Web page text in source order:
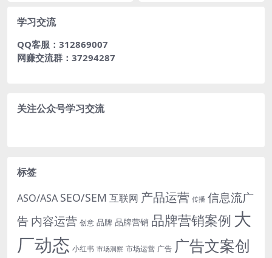
学习交流
QQ客服：312869007
网赚交流群：37294287
关注公众号学习交流
标签
ASO/ASA SEO/SEM 互联网 产品运营 传播 信息流广
告 内容运营 创意 品牌 品牌营销 品牌营销案例 大
厂动态 小红书 市场洞察 市场运营 广告 广告文案创